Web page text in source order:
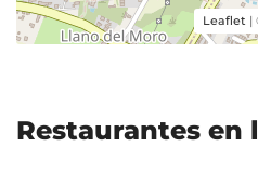
Leaflet |
Restaurantes en